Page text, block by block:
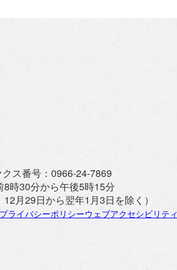
ス番号： 0966-24-7869
8時30分から午後5時15分
12月29日から翌年1月3日を除く）
プライバシーポリシーウェブアクセシビリティ